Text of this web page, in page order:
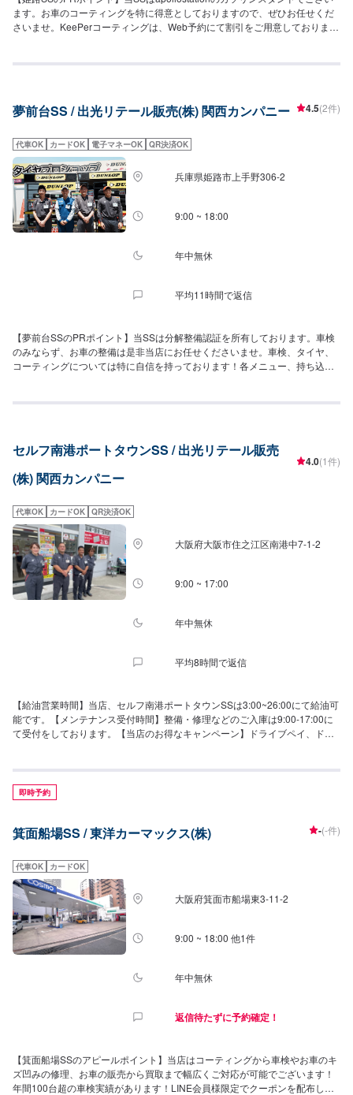
ます。お車のコーティングを特に得意としておりますので、ぜひお任せくだ
さいませ。KeePerコーティングは、Web予約にて割引をご用意しておりま
で、ガソリンが3円/L引きにて給油可能になります。【サービスルームの詳
ります。お車の整備も当店にぜひご相談くださいませ。KeePer資格者も1級
す。【アクセス】当店は国道2号線沿い、下寺町交差点の角にある
apollostationのガソリンスタンドです。道路向かいには、姫路商工会議所が
あります。
夢前台SS / 出光リテール販売(株) 関西カンパニー 4.5(2件)
代車OK カードOK 電子マネーOK QR決済OK
兵庫県姫路市上手野306-2
9:00 ~ 18:00
年中無休
平均11時間で返信
【夢前台SSのPRポイント】当SSは分解整備認証を所有しております。車検
のみならず、お車の整備は是非当店にお任せくださいませ。車検、タイヤ、
コーティングについては特に自信を持っております！各メニュー、持ち込み
26:00【サービスルームの詳細】✅椅子✅自販機を設置しております。【資格
おります。KeePerコーティングに関しても1級が4名ございますので、お車の
コーティングもお任せくださいませ！【アクセス】当店は県道5号線沿い、上
手野交差点の角にございます。近くには「フィアット/アバルト姫路」様、
東に100mの箇所でもございます。
セルフ南港ポートタウンSS / 出光リテール販売
(株) 関西カンパニー
4.0(1件)
代車OK カードOK QR決済OK
大阪府大阪市住之江区南港中7-1-2
9:00 ~ 17:00
年中無休
平均8時間で返信
【給油営業時間】当店、セルフ南港ポートタウンSSは3:00~26:00にて給油可
能です。【メンテナンス受付時間】整備・修理などのご入庫は9:00-17:00に
て受付をしております。【当店のお得なキャンペーン】ドライブペイ、ドラ
が在籍】セルフ南港ポートタウンSSでは、2級整備士が3名在籍しておりま
す。整備、修理をプロの手で行います。安心してお車をお預けくださいま
せ！【当店は認証設備を備えております】セルフ南港ポートタウンSSでは、
すので、当店にお任せください！【当店までのアクセス】当店は「南港中7交
路からアクセス可能です。
即時予約
箕面船場SS / 東洋カーマックス(株) -(-件)
代車OK カードOK
大阪府箕面市船場東3-11-2
9:00 ~ 18:00 他1件
年中無休
返信待たずに予約確定！
【箕面船場SSのアピールポイント】当店はコーティングから車検やお車のキ
ズ凹みの修理、お車の販売から買取まで幅広くご対応が可能でございます！
年間100台超の車検実績があります！LINE会員様限定でクーポンを配布して